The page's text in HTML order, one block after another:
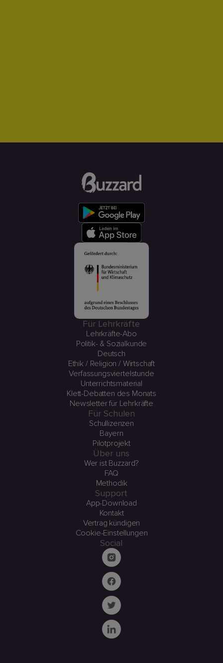
Für Lehrkräfte
Lehrkräfte-Abo
Politik- & Sozialkunde
Deutsch
Ethik / Religion / Wirtschaft
Verfassungsviertelstunde
Unterrichtsmaterial
Klett-Debatten des Monats
Newsletter für Lehrkräfte
Für Schulen
Schullizenzen
Bayern
Pilotprojekt
Über uns
Wer ist Buzzard?
FAQ
Methodik
Support
App-Download
Kontakt
Vertrag kündigen
Cookie-Einstellungen
Social